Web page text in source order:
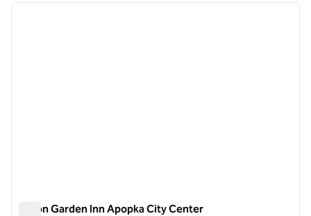
1 de 12
Hilton Garden Inn Apopka City Center